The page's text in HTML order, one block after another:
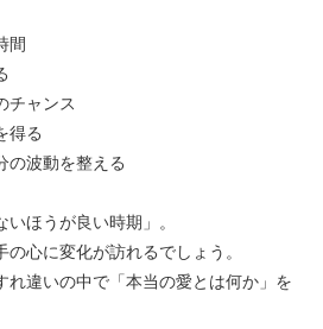
間
チャンス
得る
の波動を整える
ほうが良い時期」。
心に変化が訪れるでしょう。
れ違いの中で「本当の愛とは何か」を